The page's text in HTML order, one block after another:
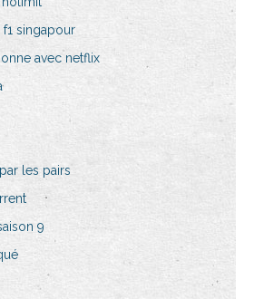
singapour
avec netflix
les pairs
9